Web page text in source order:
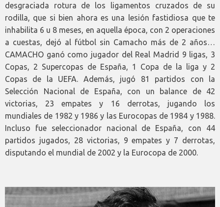
desgraciada rotura de los ligamentos cruzados de su
rodilla, que si bien ahora es una lesión fastidiosa que te
inhabilita 6 u 8 meses, en aquella época, con 2 operaciones
a cuestas, dejó al fútbol sin Camacho más de 2 años…
CAMACHO ganó como jugador del Real Madrid 9 ligas, 3
Copas, 2 Supercopas de España, 1 Copa de la liga y 2
Copas de la UEFA. Además, jugó 81 partidos con la
Selección Nacional de España, con un balance de 42
victorias, 23 empates y 16 derrotas, jugando los
mundiales de 1982 y 1986 y las Eurocopas de 1984 y 1988.
Incluso fue seleccionador nacional de España, con 44
partidos jugados, 28 victorias, 9 empates y 7 derrotas,
disputando el mundial de 2002 y la Eurocopa de 2000.